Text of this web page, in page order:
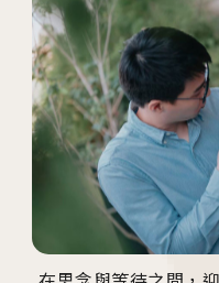
各院門診及掛號資訊
台中總院
/Taichung